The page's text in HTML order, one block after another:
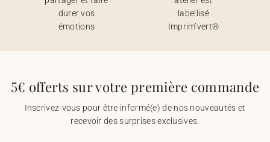
durer vos
émotions
labellisé
Imprim’vert®
5€ offerts sur votre première commande
Inscrivez-vous pour être informé(e) de nos nouveautés et
recevoir des surprises exclusives.